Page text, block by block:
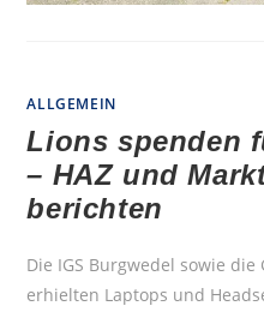
ALLGEMEIN
Lions spenden
– HAZ und
berichten
Die IGS Burgwedel sowie
erhielten Laptops und